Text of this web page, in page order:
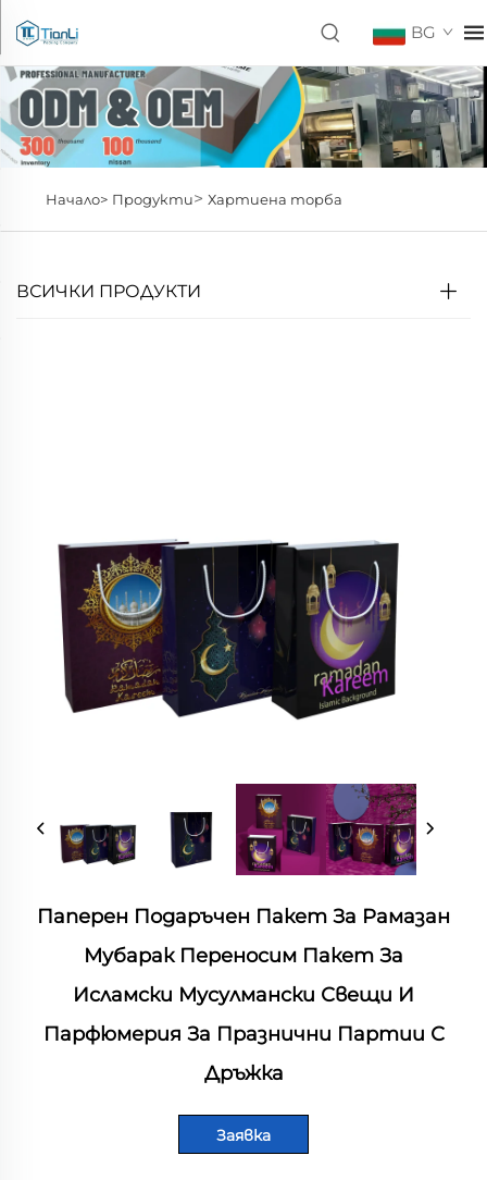
BG
Начало> Продукти> Хартиена торба
ВСИЧКИ ПРОДУКТИ
Паперен Подаръчен Пакет За Рамазан
Мубарак Переносим Пакет За
Исламски Мусулмански Свещи И
Парфюмерия За Празнични Партии С
Дръжка
Заявка